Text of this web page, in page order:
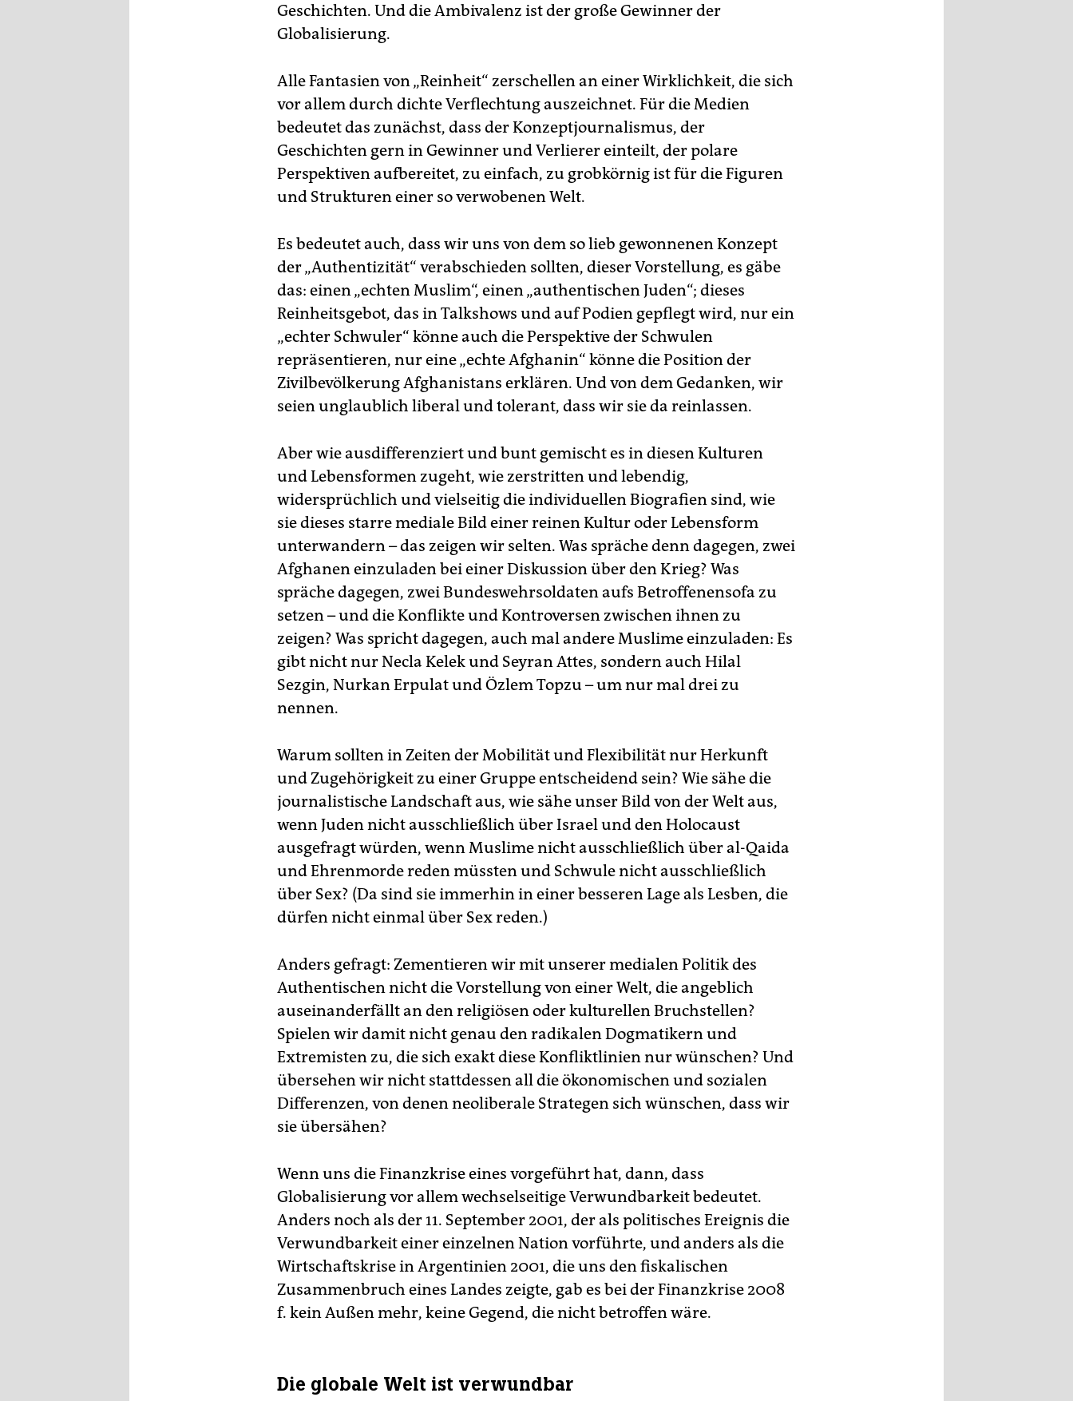
Geschichten. Und die Ambivalenz ist der große Gewinner der
Globalisierung.
Alle Fantasien von „Reinheit“ zerschellen an einer Wirklichkeit, die sich
vor allem durch dichte Verflechtung auszeichnet. Für die Medien
bedeutet das zunächst, dass der Konzeptjournalismus, der
Geschichten gern in Gewinner und Verlierer einteilt, der polare
Perspektiven aufbereitet, zu einfach, zu grobkörnig ist für die Figuren
und Strukturen einer so verwobenen Welt.
Es bedeutet auch, dass wir uns von dem so lieb gewonnenen Konzept
der „Authentizität“ verabschieden sollten, dieser Vorstellung, es gäbe
das: einen „echten Muslim“, einen „authentischen Juden“; dieses
Reinheitsgebot, das in Talkshows und auf Podien gepflegt wird, nur ein
„echter Schwuler“ könne auch die Perspektive der Schwulen
repräsentieren, nur eine „echte Afghanin“ könne die Position der
Zivilbevölkerung Afghanistans erklären. Und von dem Gedanken, wir
seien unglaublich liberal und tolerant, dass wir sie da reinlassen.
Aber wie ausdifferenziert und bunt gemischt es in diesen Kulturen
und Lebensformen zugeht, wie zerstritten und lebendig,
widersprüchlich und vielseitig die individuellen Biografien sind, wie
sie dieses starre mediale Bild einer reinen Kultur oder Lebensform
unterwandern – das zeigen wir selten. Was spräche denn dagegen, zwei
Afghanen einzuladen bei einer Diskussion über den Krieg? Was
spräche dagegen, zwei Bundeswehrsoldaten aufs Betroffenensofa zu
setzen – und die Konflikte und Kontroversen zwischen ihnen zu
zeigen? Was spricht dagegen, auch mal andere Muslime einzuladen: Es
gibt nicht nur Necla Kelek und Seyran Attes, sondern auch Hilal
Sezgin, Nurkan Erpulat und Özlem Topzu – um nur mal drei zu
nennen.
Warum sollten in Zeiten der Mobilität und Flexibilität nur Herkunft
und Zugehörigkeit zu einer Gruppe entscheidend sein? Wie sähe die
journalistische Landschaft aus, wie sähe unser Bild von der Welt aus,
wenn Juden nicht ausschließlich über Israel und den Holocaust
ausgefragt würden, wenn Muslime nicht ausschließlich über al-Qaida
und Ehrenmorde reden müssten und Schwule nicht ausschließlich
über Sex? (Da sind sie immerhin in einer besseren Lage als Lesben, die
dürfen nicht einmal über Sex reden.)
Anders gefragt: Zementieren wir mit unserer medialen Politik des
Authentischen nicht die Vorstellung von einer Welt, die angeblich
auseinanderfällt an den religiösen oder kulturellen Bruchstellen?
Spielen wir damit nicht genau den radikalen Dogmatikern und
Extremisten zu, die sich exakt diese Konfliktlinien nur wünschen? Und
übersehen wir nicht stattdessen all die ökonomischen und sozialen
Differenzen, von denen neoliberale Strategen sich wünschen, dass wir
sie übersähen?
Wenn uns die Finanzkrise eines vorgeführt hat, dann, dass
Globalisierung vor allem wechselseitige Verwundbarkeit bedeutet.
Anders noch als der 11. September 2001, der als politisches Ereignis die
Verwundbarkeit einer einzelnen Nation vorführte, und anders als die
Wirtschaftskrise in Argentinien 2001, die uns den fiskalischen
Zusammenbruch eines Landes zeigte, gab es bei der Finanzkrise 2008
f. kein Außen mehr, keine Gegend, die nicht betroffen wäre.
Die globale Welt ist verwundbar